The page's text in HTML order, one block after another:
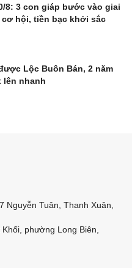
8: 3 con giáp bước vào giai
hội, tiền bạc khởi sắc
Lộc Buôn Bán, 2 năm
nhanh
Nguyễn Tuân, Thanh Xuân,
phường Long Biên,